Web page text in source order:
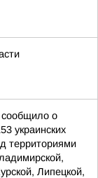
о
украинских
территориями
Липецкой,